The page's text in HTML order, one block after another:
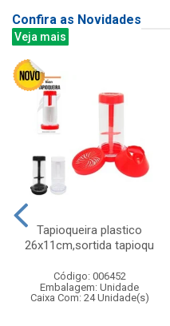
Confira as Novidades
Veja mais
Tapioqueira plastico
26x11cm,sortida tapioqu
Código: 006452
Embalagem: Unidade
Caixa Com: 24 Unidade(s)